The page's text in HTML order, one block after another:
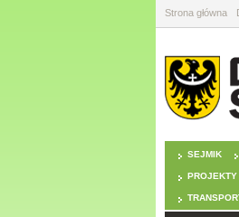
Strona główna
SEJMIK
PROJEKTY